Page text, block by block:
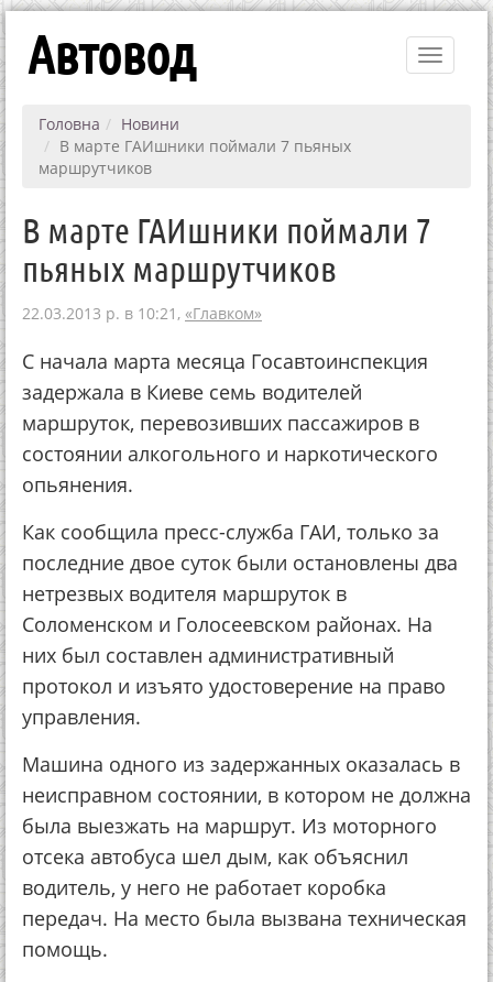
Toggle
Автовод
Головна
Новини
В марте ГАИшники поймали 7 пьяных
маршрутчиков
В марте ГАИшники поймали 7
пьяных маршрутчиков
22.03.2013 р. в 10:21, «Главком»
С начала марта месяца Госавтоинспекция
задержала в Киеве семь водителей
маршруток, перевозивших пассажиров в
состоянии алкогольного и наркотического
опьянения.
Как сообщила пресс-служба ГАИ, только за
последние двое суток были остановлены два
нетрезвых водителя маршруток в
Соломенском и Голосеевском районах. На
них был составлен административный
протокол и изъято удостоверение на право
управления.
Машина одного из задержанных оказалась в
неисправном состоянии, в котором не должна
была выезжать на маршрут. Из моторного
отсека автобуса шел дым, как объяснил
водитель, у него не работает коробка
передач. На место была вызвана техническая
помощь.